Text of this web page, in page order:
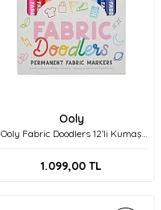
Ooly
Ooly Fabric Doodlers 12’li Kumaş
1.099,00 TL